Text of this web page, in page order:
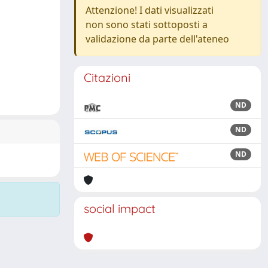
Attenzione! I dati visualizzati
non sono stati sottoposti a
validazione da parte dell'ateneo
Citazioni
ND
ND
ND
social impact